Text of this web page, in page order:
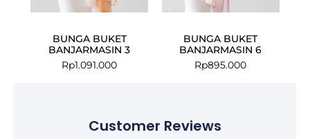
BUNGA BUKET
BANJARMASIN 3
Rp1.091.000
BUNGA BUKET
BANJARMASIN 6
Rp895.000
Customer Reviews